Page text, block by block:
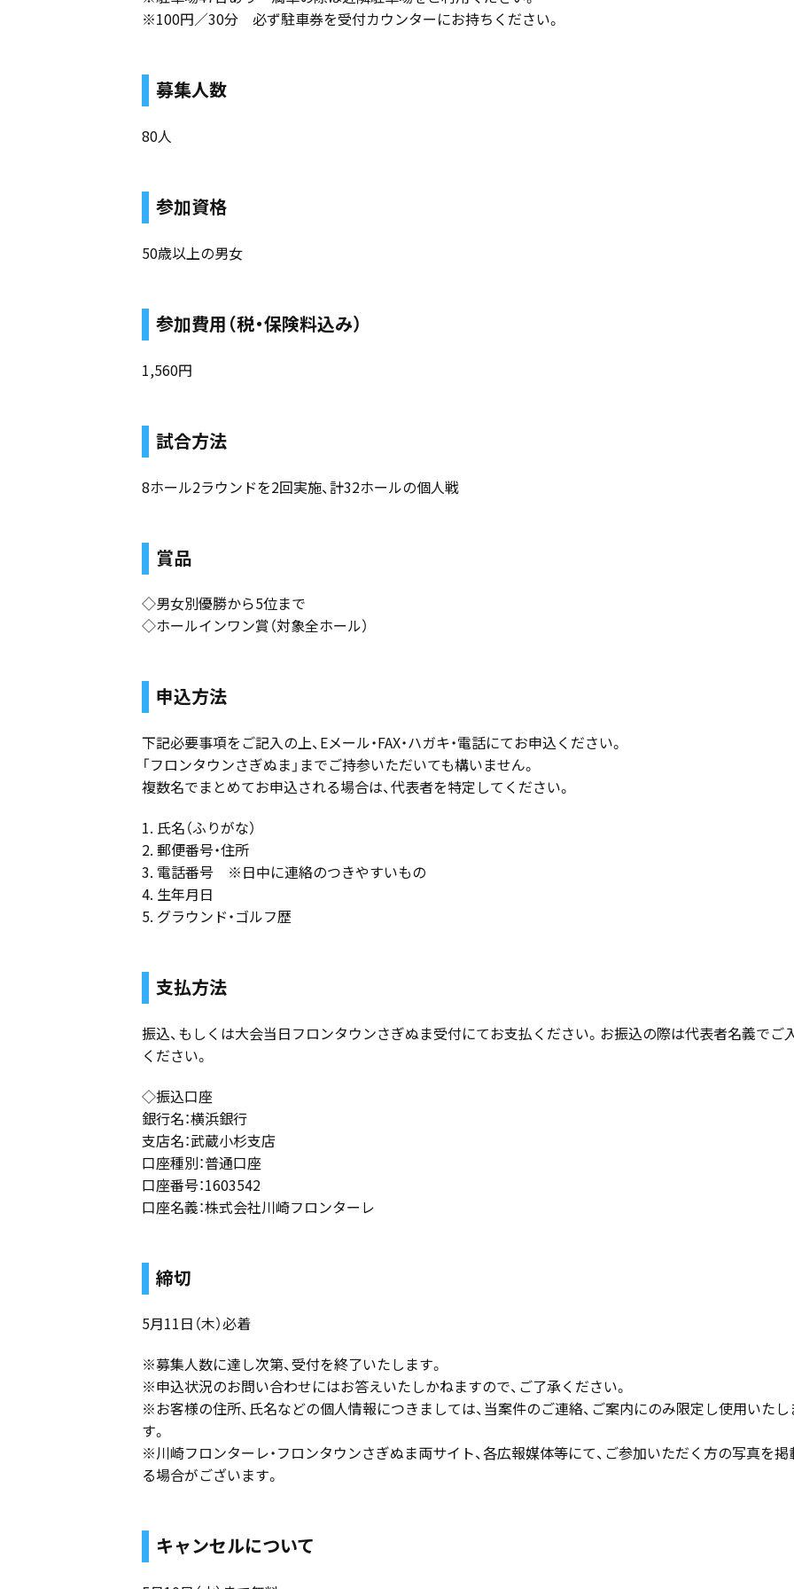
※100円／30分 必ず駐車券を受付カウンターにお持ちください。
募集人数
80人
参加資格
50歳以上の男女
参加費用（税・保険料込み）
1,560円
試合方法
8ホール2ラウンドを2回実施、計32ホールの個人戦
賞品
◇男女別優勝から5位まで
◇ホールインワン賞（対象全ホール）
申込方法
下記必要事項をご記入の上、Eメール・FAX・ハガキ・電話にてお申込ください。
「フロンタウンさぎぬま」までご持参いただいても構いません。
複数名でまとめてお申込される場合は、代表者を特定してください。
1. 氏名（ふりがな）
2. 郵便番号・住所
3. 電話番号 ※日中に連絡のつきやすいもの
4. 生年月日
5. グラウンド・ゴルフ歴
支払方法
振込、もしくは大会当日フロンタウンさぎぬま受付にてお支払ください。お振込の際は代表者名義でご
ください。
◇振込口座
銀行名：横浜銀行
支店名：武蔵小杉支店
口座種別：普通口座
口座番号：1603542
口座名義：株式会社川崎フロンターレ
締切
5月11日（木）必着
※募集人数に達し次第、受付を終了いたします。
※申込状況のお問い合わせにはお答えいたしかねますので、ご了承ください。
※お客様の住所、氏名などの個人情報につきましては、当案件のご連絡、ご案内にのみ限定し使用いたし
す。
※川崎フロンターレ・フロンタウンさぎぬま両サイト、各広報媒体等にて、ご参加いただく方の写真を掲
る場合がございます。
キャンセルについて